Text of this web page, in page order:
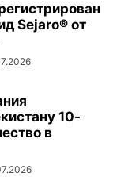
Sejaro® от
10-
в